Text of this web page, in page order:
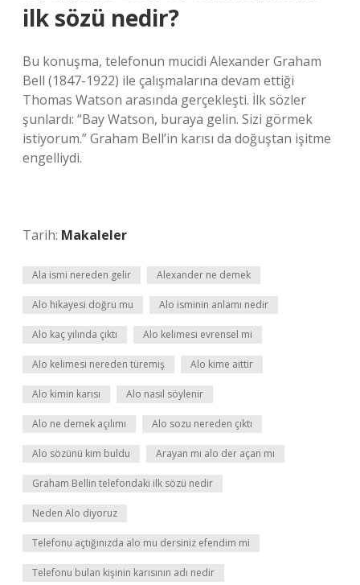
ilk sözü nedir?
Bu konuşma, telefonun mucidi Alexander Graham
Bell (1847-1922) ile çalışmalarına devam ettiği
Thomas Watson arasında gerçekleşti. İlk sözler
şunlardı: “Bay Watson, buraya gelin. Sizi görmek
istiyorum.” Graham Bell’in karısı da doğuştan işitme
engelliydi.
Tarih: Makaleler
Ala ismi nereden gelir Alexander ne demek
Alo hikayesi doğru mu Alo isminin anlamı nedir
Alo kaç yılında çıktı Alo kelimesi evrensel mi
Alo kelimesi nereden türemiş Alo kime aittir
Alo kimin karısı Alo nasıl söylenir
Alo ne demek açılımı Alo sozu nereden çıktı
Alo sözünü kim buldu Arayan mı alo der açan mı
Graham Bellin telefondaki ilk sözü nedir
Neden Alo diyoruz
Telefonu açtığınızda alo mu dersiniz efendim mi
Telefonu bulan kişinin karısının adı nedir